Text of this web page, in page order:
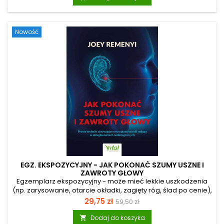
Książka “Reset nerwu błędnego” to merytoryczny
przewodnik, który wyjaśnia fizjologiczne podłoże twoich
ciałem, opierając się na twardych...
Nowość
EGZ. EKSPOZYCYJNY - JAK POKONAĆ SZUMY USZNE I
ZAWROTY GŁOWY
Egzemplarz ekspozycyjny - może mieć lekkie uszkodzenia
(np. zarysowanie, otarcie okładki, zagięty róg, ślad po cenie),
ale merytorycznie jest pełnowartościowy. Słyszysz dziwne
dźwięki i szumy uszne? Męczą cię bóle i zawroty głowy?
Tracisz też poczucie równowagi? Z pewnością nie
Cena
29,75 zł Cena
podstawowa
59,50 zł
 Dodaj do koszyka